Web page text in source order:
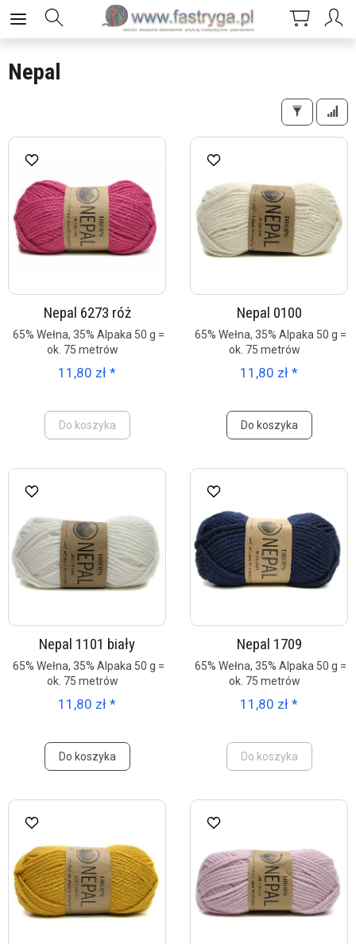
Nepal
Nepal 6273 róż
65% Wełna, 35% Alpaka 50 g =
ok. 75 metrów
11,80 zł *
Do koszyka
Nepal 0100
65% Wełna, 35% Alpaka 50 g =
ok. 75 metrów
11,80 zł *
Do koszyka
Nepal 1101 biały
65% Wełna, 35% Alpaka 50 g =
ok. 75 metrów
11,80 zł *
Do koszyka
Nepal 1709
65% Wełna, 35% Alpaka 50 g =
ok. 75 metrów
11,80 zł *
Do koszyka